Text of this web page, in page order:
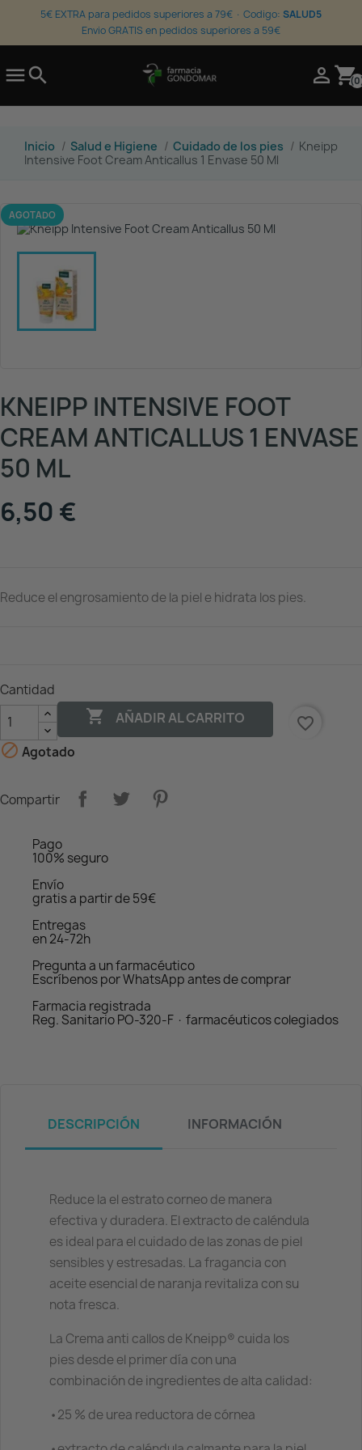
5€ EXTRA para pedidos superiores a 79€ · Codigo: SALUD5
Envio GRATIS en pedidos superiores a 59€
search  shopping_cart
Inicio Salud e Higiene Cuidado de los pies
Kneipp
Intensive Foot Cream Anticallus 1 Envase 50 Ml
AGOTADO
KNEIPP INTENSIVE FOOT
CREAM ANTICALLUS 1 ENVASE
50 ML
6,50 €
Reduce el engrosamiento de la piel e hidrata los pies.
Cantidad
 AÑADIR AL CARRITO
favorite_border
 Agotado
Compartir
Pago
100% seguro
Envío
gratis a partir de 59€
Entregas
en 24-72h
Pregunta a un farmacéutico
Escríbenos por WhatsApp antes de comprar
Farmacia registrada
Reg. Sanitario PO-320-F · farmacéuticos colegiados
DESCRIPCIÓN INFORMACIÓN
Reduce la el estrato corneo de manera
efectiva y duradera. El extracto de caléndula
es ideal para el cuidado de las zonas de piel
sensibles y estresadas. La fragancia con
aceite esencial de naranja revitaliza con su
nota fresca.
La Crema anti callos de Kneipp® cuida los
pies desde el primer día con una
combinación de ingredientes de alta calidad:
•25 % de urea reductora de córnea